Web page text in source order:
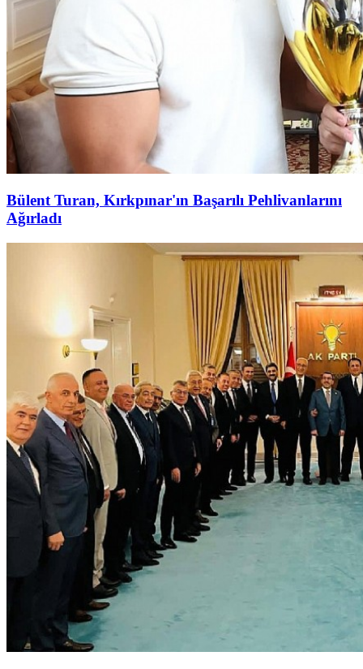
Bülent Turan, Kırkpınar'ın Başarılı Pehlivanlarını
Ağırladı